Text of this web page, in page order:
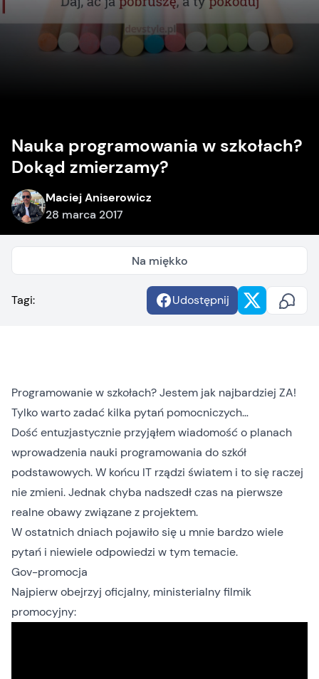
Nauka programowania w szkołach?
Dokąd zmierzamy?
Maciej Aniserowicz
28 marca 2017
Na miękko
Tagi: Udostępnij
Programowanie w szkołach? Jestem jak najbardziej ZA!
Tylko warto zadać kilka pytań pomocniczych…
Dość entuzjastycznie przyjąłem wiadomość o planach
wprowadzenia nauki programowania do szkół
podstawowych. W końcu IT rządzi światem i to się raczej
nie zmieni. Jednak chyba nadszedł czas na pierwsze
realne obawy związane z projektem.
W ostatnich dniach pojawiło się u mnie bardzo wiele
pytań i niewiele odpowiedzi w tym temacie.
Gov-promocja
Najpierw obejrzyj oficjalny, ministerialny filmik
promocyjny: